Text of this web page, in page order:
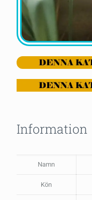
Information
Namn
Kön